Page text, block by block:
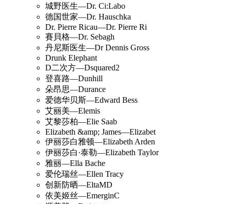
城野医生—Dr. Ci:Labo
德国世家—Dr. Hauschka
Dr. Pierre Ricau—Dr. Pierre Ri
賽貝格—Dr. Sebagh
丹尼斯医生—Dr Dennis Gross
Drunk Elephant
D二次方—Dsquared2
登喜路—Dunhill
朵昂思—Durance
爱德华贝斯—Edward Bess
艾丽美—Elemis
艾黎莎柏—Elie Saab
Elizabeth &amp; James—Elizabet
伊丽莎白雅顿—Elizabeth Arden
伊丽莎白·泰勒—Elizabeth Taylor
雅丽—Ella Bache
爱伦瑞丝—Ellen Tracy
创新防晒—EltaMD
依美姬丝—EmerginC